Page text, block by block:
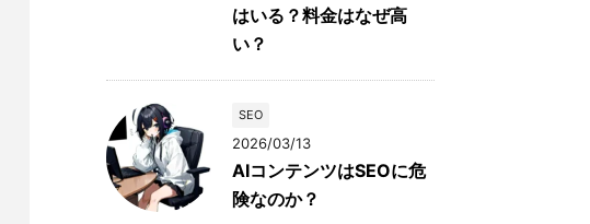
はいる？料金はなぜ高
い？
SEO
2026/03/13
AIコンテンツはSEOに危
険なのか？